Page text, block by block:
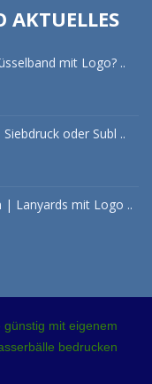
AKTUELLES
mit Logo? ..
oder Subl ..
| Lanyards mit Logo ..
günstig mit eigenem
bedrucken